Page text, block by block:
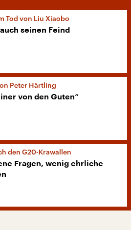
Tod von Liu Xiaobo
seinen Feind
Peter Härtling
von den Guten“
den G20-Krawallen
Fragen, wenig ehrliche